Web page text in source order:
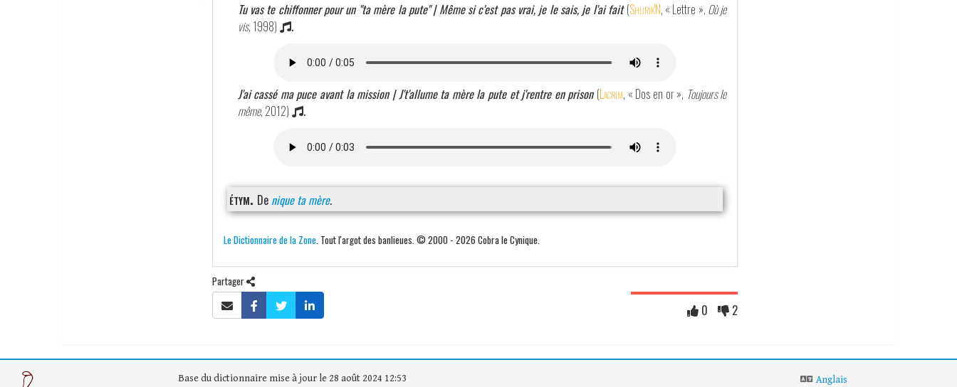
Tu vas te chiffonner pour un "ta mère la pute" | Même si c'est pas vrai, je le sais, je l'ai fait (Shurik'N, « Lettre », Où je
vis, 1998) .
J'ai cassé ma puce avant la mission | J't'allume ta mère la pute et j'rentre en prison (Lacrim, « Dos en or », Toujours le
même, 2012) .
étym. De nique ta mère.
Le Dictionnaire de la Zone. Tout l'argot des banlieues. © 2000 - 2026 Cobra le Cynique.
Partager
0 2
Base du dictionnaire mise à jour le 28 août 2024 12:53 Anglais